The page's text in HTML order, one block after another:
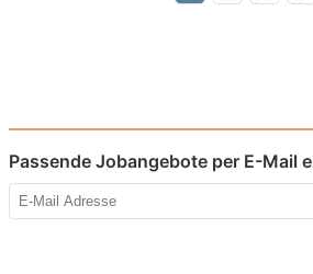
Passende Jobangebote per E-Mail